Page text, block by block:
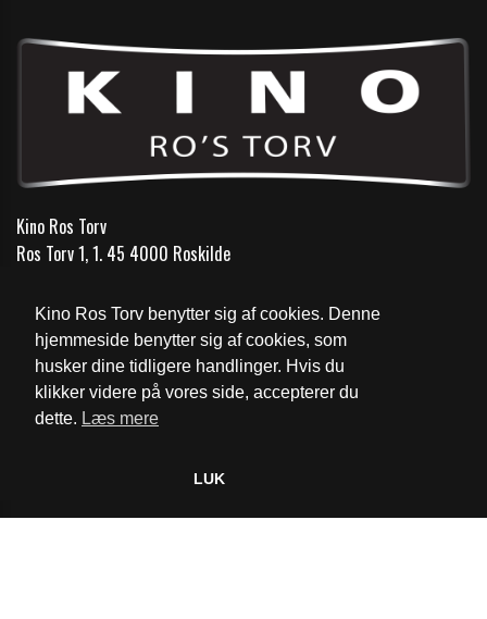
Kino Ros Torv benytter sig af cookies. Denne
hjemmeside benytter sig af cookies, som
husker dine tidligere handlinger. Hvis du
klikker videre på vores side, accepterer du
dette. Læs mere
LUK
Kino Ros Torv
Ros Torv 1, 1. 45 4000 Roskilde
Telefon: 46 35 16 66
Email: info@kinorostorv.dk
Cookie- og privatlivspolitik